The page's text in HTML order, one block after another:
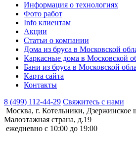
Информация о технологиях
Фото работ
Info клиентам
Акции
Статьи о компании
Дома из бруса в Московской
Каркасные дома в Московской
Бани из бруса в Московской
Карта сайта
Контакты
8 (499) 112-44-29 Свяжитесь с нами
Москва, г. Котельники, Дзержинское
Малоэтажная страна, д.19
ежедневно с 10:00 до 19:00